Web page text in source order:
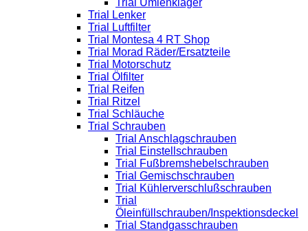
Trial Umlenklager
Trial Lenker
Trial Luftfilter
Trial Montesa 4 RT Shop
Trial Morad Räder/Ersatzteile
Trial Motorschutz
Trial Ölfilter
Trial Reifen
Trial Ritzel
Trial Schläuche
Trial Schrauben
Trial Anschlagschrauben
Trial Einstellschrauben
Trial Fußbremshebelschrauben
Trial Gemischschrauben
Trial Kühlerverschlußschrauben
Trial
Öleinfüllschrauben/Inspektionsdeckel
Trial Standgasschrauben